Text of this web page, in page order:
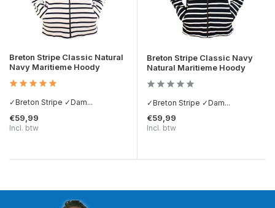
Breton Stripe Classic Natural
Navy Maritieme Hoody
✓Breton Stripe ✓Dam...
€59,99
Incl. btw
Breton Stripe Classic Navy
Natural Maritieme Hoody
✓Breton Stripe ✓Dam...
€59,99
Incl. btw